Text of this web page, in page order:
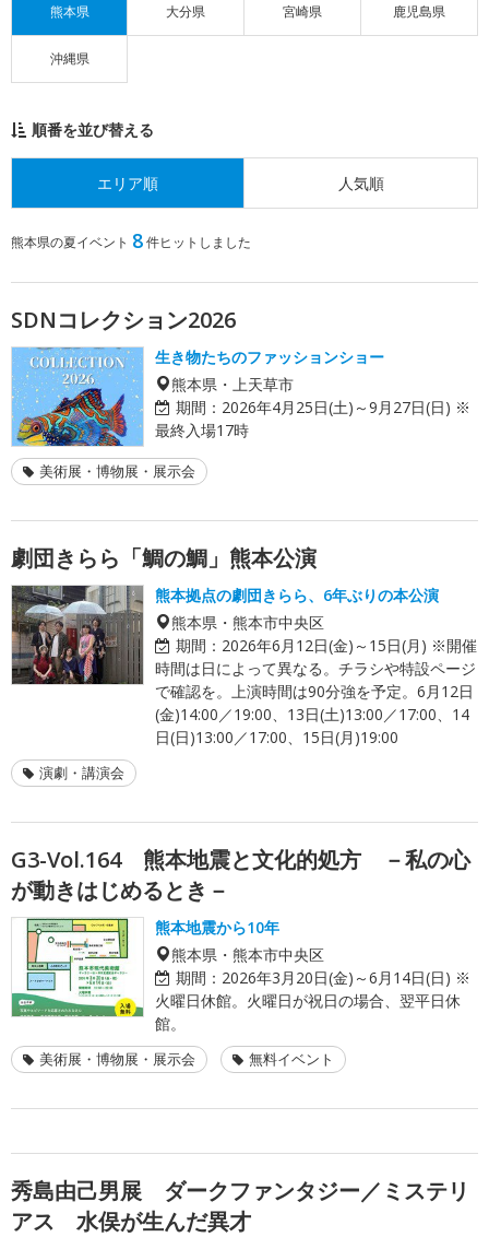
熊本県 大分県 宮崎県 鹿児島県
沖縄県
順番を並び替える
エリア順 人気順
熊本県の夏イベント 8件ヒットしました
SDNコレクション2026
生き物たちのファッションショー
熊本県・上天草市
期間： 2026年4月25日(土)～9月27日(日) ※
最終入場17時
美術展・博物展・展示会
劇団きらら「鯛の鯛」熊本公演
熊本拠点の劇団きらら、6年ぶりの本公演
熊本県・熊本市中央区
期間： 2026年6月12日(金)～15日(月) ※開催
時間は日によって異なる。チラシや特設ページ
で確認を。上演時間は90分強を予定。6月12日
(金)14:00／19:00、13日(土)13:00／17:00、14
日(日)13:00／17:00、15日(月)19:00
演劇・講演会
G3-Vol.164 熊本地震と文化的処方 －私の心
が動きはじめるとき－
熊本地震から10年
熊本県・熊本市中央区
期間： 2026年3月20日(金)～6月14日(日) ※
火曜日休館。火曜日が祝日の場合、翌平日休
館。
美術展・博物展・展示会 無料イベント
秀島由己男展 ダークファンタジー／ミステリ
アス 水俣が生んだ異才